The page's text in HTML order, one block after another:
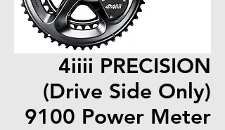
4iiii PRECISION
(Drive Side Only)
9100 Power Meter